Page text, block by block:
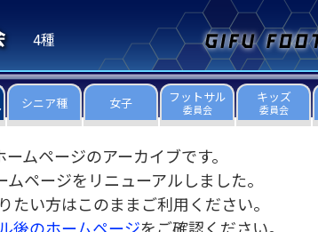
4種
シニア種 女子 フットサル
委員会
キッズ
委員会
ムページのアーカイブです。
ページをリニューアルしました。
たい方はこのままご利用ください。